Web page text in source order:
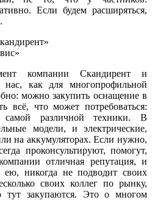
Если будем расширяться,
компании Скандирент и
нас, как для многопрофильной
можно закупить оснащение в
всё, что может потребоваться:
различной техники. В
модели, и электрические,
на аккумуляторах. Если нужно,
проконсультируют, помогут,
отличная репутация, и
ею, никогда не подводит своих
своих коллег по рынку,
тут закупаются. Это о многом